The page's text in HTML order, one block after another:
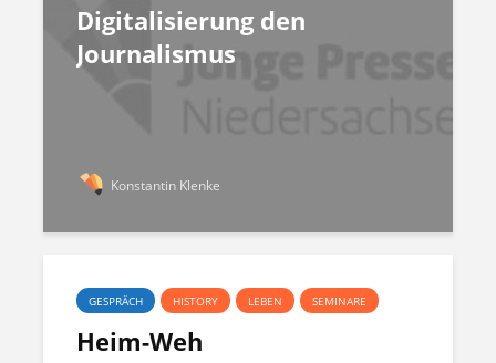
Digitalisierung den
Journalismus
Konstantin Klenke
GESPRÄCH HISTORY LEBEN SEMINARE
Heim-Weh